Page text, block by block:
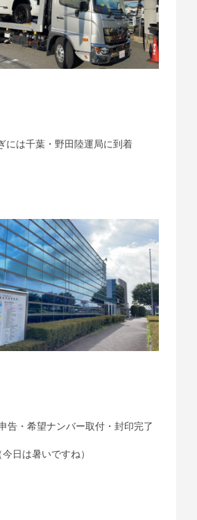
には千葉・野田陸運局に到着
告・希望ナンバー取付・封印完了
今日は暑いですね）